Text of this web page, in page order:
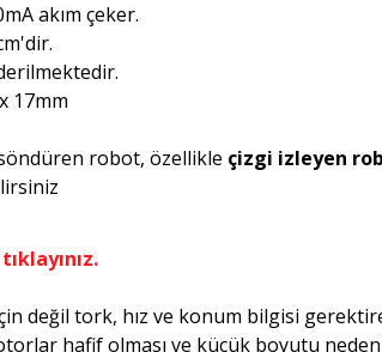
akım çeker.
17mm
robot, özellikle çizgi izleyen
değil tork, hız ve konum bilgisi
hafif olması ve küçük boyutu